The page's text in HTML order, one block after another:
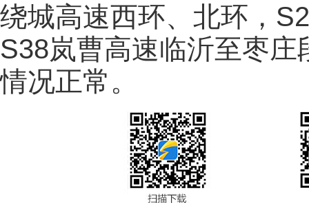
绕城高速西环、北环，
S38岚曹高速临沂至枣
情况正常。